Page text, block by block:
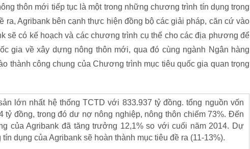
thôn mới tiếp tục là một trong những chương trình tín dụng trọng
ra, Agribank bên cạnh thực hiện đồng bộ các giải pháp, căn cứ vào
sẽ có kế hoạch và các chương trình cụ thể cho các địa phương để
gia về xây dựng nông thôn mới, qua đó cùng ngành Ngân hàng
thành công chung của Chương trình mục tiêu quốc gia quan trọng
lớn nhất hệ thống TCTD với 833.937 tỷ đồng. tổng nguồn vốn
tỷ đồng, trong đó dư nợ nông nghiệp, nông thôn chiếm 73%. Đến
của Agribank đã tăng trưởng 12,1% so với cuối năm 2014. Dự
dụng của Agribank sẽ hoàn thành mục tiêu đề ra (11-13%).